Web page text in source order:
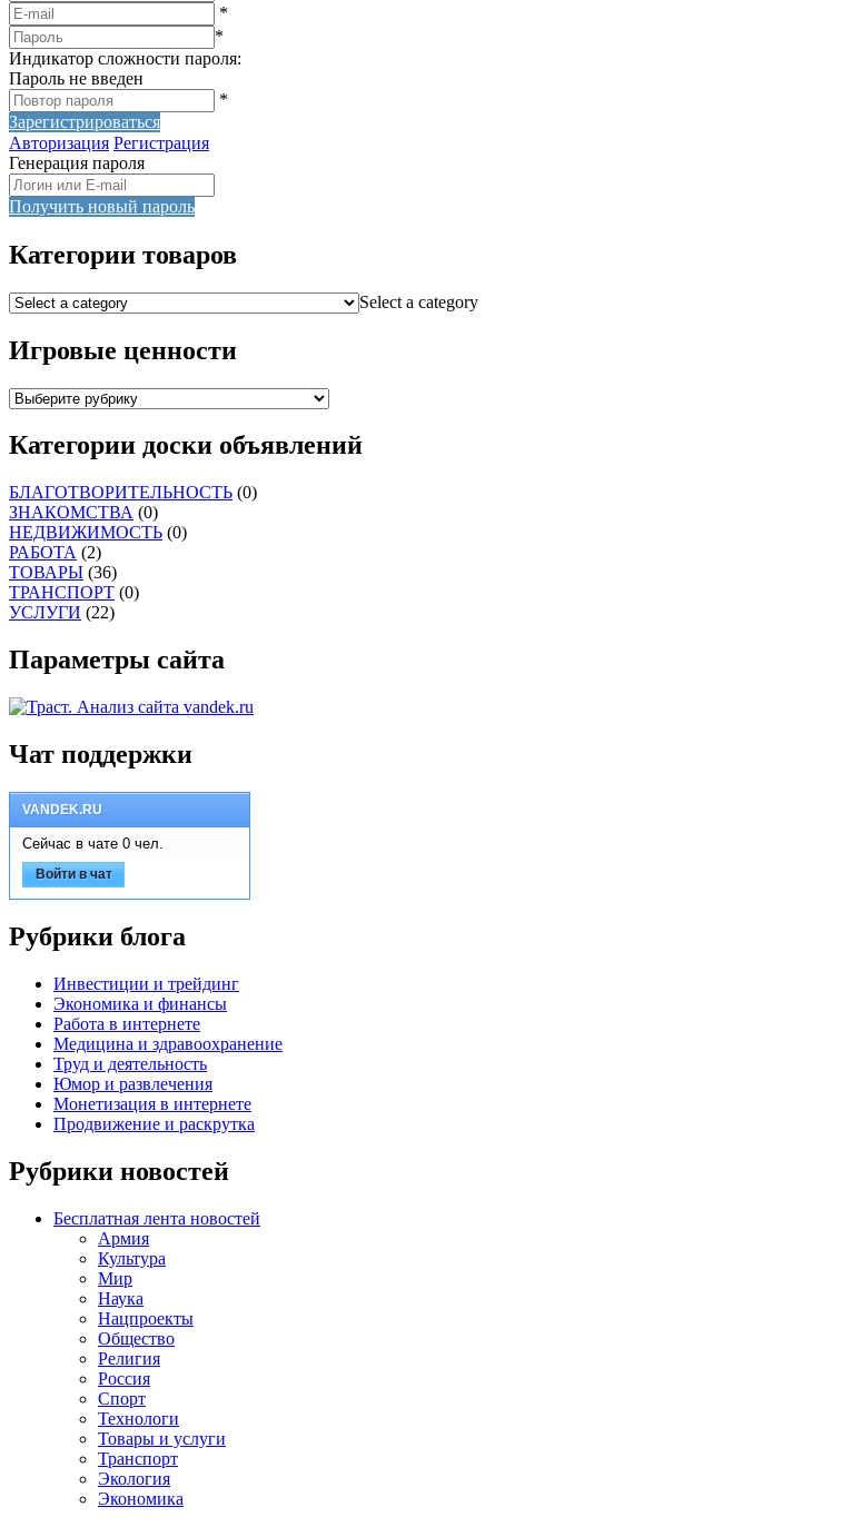
*
*
Индикатор сложности пароля:
Пароль не введен
*
Зарегистрироваться
Авторизация Регистрация
Генерация пароля
Получить новый пароль
Категории товаров
Select a category
Игровые ценности
Категории доски объявлений
БЛАГОТВОРИТЕЛЬНОСТЬ (0)
ЗНАКОМСТВА (0)
НЕДВИЖИМОСТЬ (0)
РАБОТА (2)
ТОВАРЫ (36)
ТРАНСПОРТ (0)
УСЛУГИ (22)
Параметры сайта
Чат поддержки
VANDEK.RU
Сейчас в чате 0 чел.
Войти в чат
Рубрики блога
Инвестиции и трейдинг
Экономика и финансы
Работа в интернете
Медицина и здравоохранение
Труд и деятельность
Юмор и развлечения
Монетизация в интернете
Продвижение и раскрутка
Рубрики новостей
Бесплатная лента новостей
Армия
Культура
Мир
Наука
Нацпроекты
Общество
Религия
Россия
Спорт
Технологи
Товары и услуги
Транспорт
Экология
Экономика